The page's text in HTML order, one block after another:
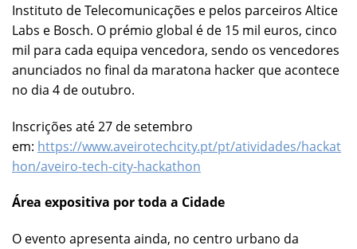
Instituto de Telecomunicações e pelos parceiros Altice
Labs e Bosch. O prémio global é de 15 mil euros, cinco
mil para cada equipa vencedora, sendo os vencedores
anunciados no final da maratona hacker que acontece
no dia 4 de outubro.
Inscrições até 27 de setembro
em: https://www.aveirotechcity.pt/pt/atividades/hackat
hon/aveiro-tech-city-hackathon
Área expositiva por toda a Cidade
O evento apresenta ainda, no centro urbano da